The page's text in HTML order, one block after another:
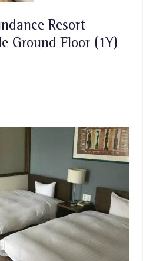
Resort
Ground Floor (1Y)